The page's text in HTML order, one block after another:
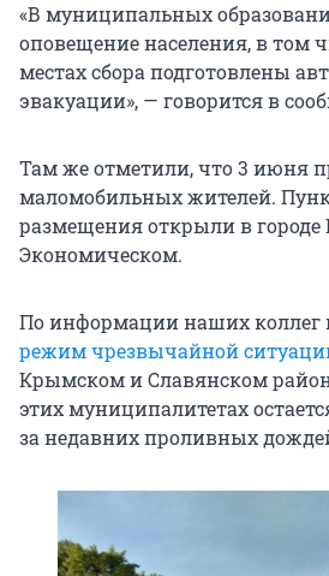
«В муниципальных
оповещение населения, в том
местах сбора подготовлены
эвакуации», — говорится в
Там же отметили, что 3 июня
маломобильных жителей.
размещения открыли в городе
Экономическом.
По информации наших коллег
режим чрезвычайной
Крымском и Славянском
этих муниципалитетах
за недавних проливных